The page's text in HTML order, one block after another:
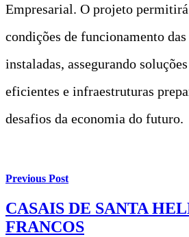
Empresarial. O projeto
condições de funcionamento das
instaladas, assegurando
eficientes e infraestruturas
desafios da economia do futuro.
Previous Post
CASAIS DE SANTA
FRANCOS